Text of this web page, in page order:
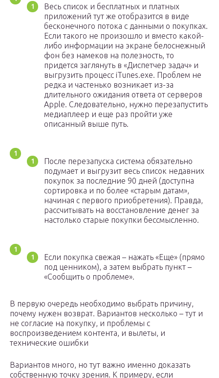
Весь список и бесплатных и платных
приложений тут же отобразится в виде
бесконечного потока с данными о покупках.
Если такого не произошло и вместо какой-
либо информации на экране белоснежный
фон без намеков на полезность, то
придется заглянуть в «Диспетчер задач» и
выгрузить процесс iTunes.exe. Проблем не
редка и частенько возникает из-за
длительного ожидания ответа от серверов
Apple. Следовательно, нужно перезапустить
медиаплеер и еще раз пройти уже
описанный выше путь.
После перезапуска система обязательно
подумает и выгрузит весь список недавних
покупок за последние 90 дней (доступна
сортировка и по более «старым датам»,
начиная с первого приобретения). Правда,
рассчитывать на восстановление денег за
настолько старые покупки бессмысленно.
Если покупка свежая – нажать «Еще» (прямо
под ценником), а затем выбрать пункт –
«Сообщить о проблеме».
В первую очередь необходимо выбрать причину,
почему нужен возврат. Вариантов несколько – тут и
не согласие на покупку, и проблемы с
воспроизведением контента, и вылеты, и
технические ошибки
Вариантов много, но тут важно именно доказать
собственную точку зрения. К примеру, если